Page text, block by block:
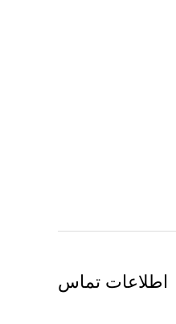
اطلاعات تماس